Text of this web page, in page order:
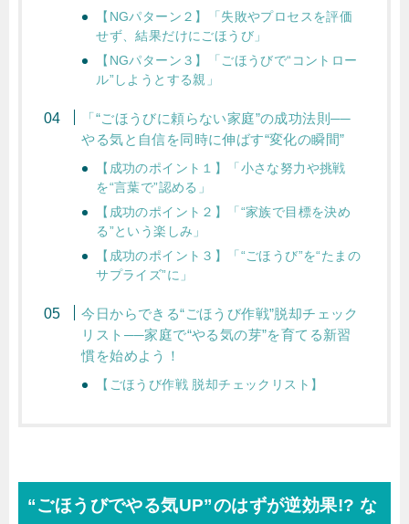
【NGパターン２】「失敗やプロセスを評価
せず、結果だけにごほうび」
【NGパターン３】「ごほうびで“コントロー
ル”しようとする親」
「“ごほうびに頼らない家庭”の成功法則──
やる気と自信を同時に伸ばす“変化の瞬間”
【成功のポイント１】「小さな努力や挑戦
を“言葉で”認める」
【成功のポイント２】「“家族で目標を決め
る”という楽しみ」
【成功のポイント３】「“ごほうび”を“たまの
サプライズ”に」
今日からできる“ごほうび作戦”脱却チェック
リスト──家庭で“やる気の芽”を育てる新習
慣を始めよう！
【ごほうび作戦 脱却チェックリスト】
“ごほうびでやる気UP”のはずが逆効果!? な